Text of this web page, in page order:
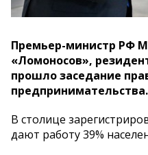
Премьер-министр РФ
«Ломоносов»,
прошло заседание
предпринимательства.
В столице
дают работу 39%